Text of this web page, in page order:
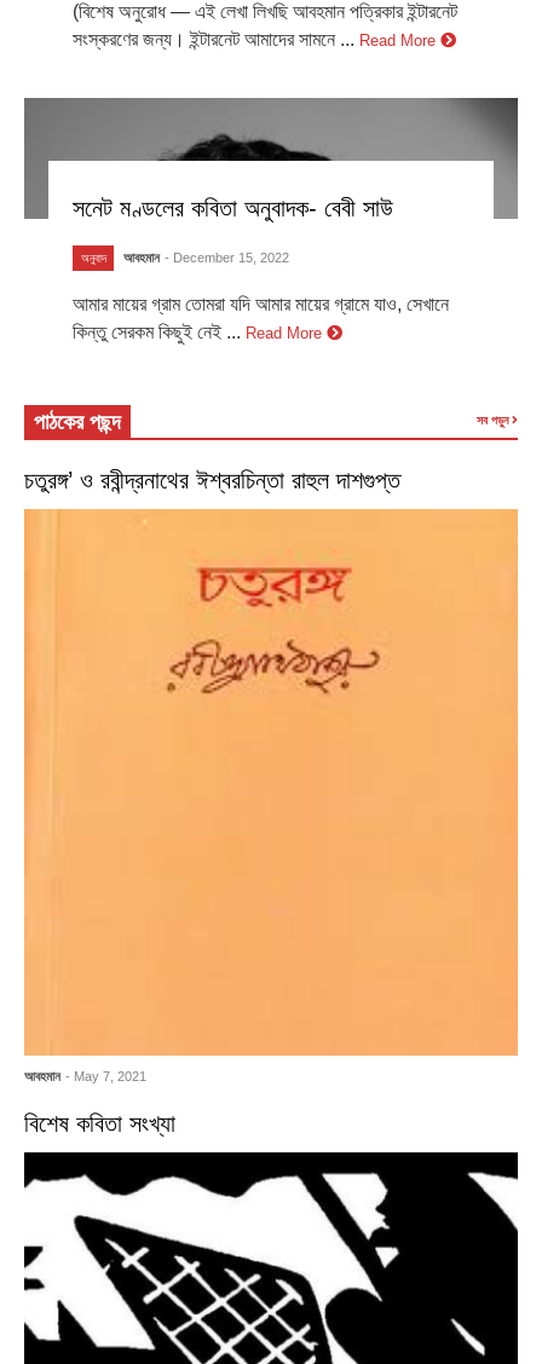
(বিশেষ অনুরোধ — এই লেখা লিখছি আবহমান পত্রিকার ইন্টারনেট
সংস্করণের জন্য। ইন্টারনেট আমাদের সামনে ... Read More
সনেট মণ্ডলের কবিতা অনুবাদক- বেবী সাউ
অনুবাদ আবহমান - December 15, 2022
আমার মায়ের গ্রাম তোমরা যদি আমার মায়ের গ্রামে যাও, সেখানে
কিন্তু সেরকম কিছুই নেই ... Read More
পাঠকের পছন্দ সব পড়ুন
চতুরঙ্গ’ ও রবীন্দ্রনাথের ঈশ্বরচিন্তা রাহুল দাশগুপ্ত
আবহমান - May 7, 2021
বিশেষ কবিতা সংখ্যা